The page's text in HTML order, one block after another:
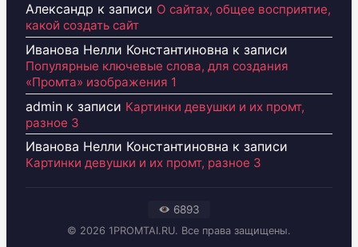
Александр к записи О сайтах, общее восприятие,
какой создать сайт
Иванова Нелли Константиновна к записи
Популярные ключевые слова, для создания
«Промта» изображения 1
admin к записи Картинки девушки и их промт,
разное 3
Иванова Нелли Константиновна к записи
Картинки девушки и их промт, разное 3
6893
© 2026 1PROMTAI.RU. Все права защищены.